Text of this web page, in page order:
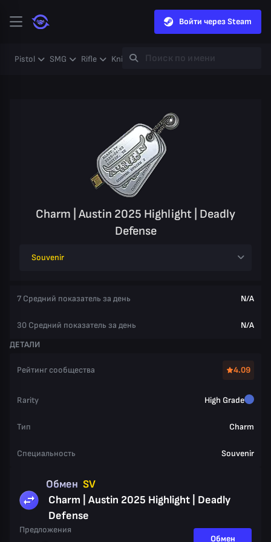
Войти через Steam
Pistol SMG Rifle Knife Gloves Heavy
Charm | Austin 2025 Highlight | Deadly
Defense
Souvenir
7 Средний показатель за день N/A
30 Средний показатель за день
N/A
ДЕТАЛИ
Рейтинг сообщества 4.09
Rarity High Grade
Тип Charm
Специальность Souvenir
Обмен SV
Charm | Austin 2025 Highlight | Deadly
Defense
Предложения
Обмен